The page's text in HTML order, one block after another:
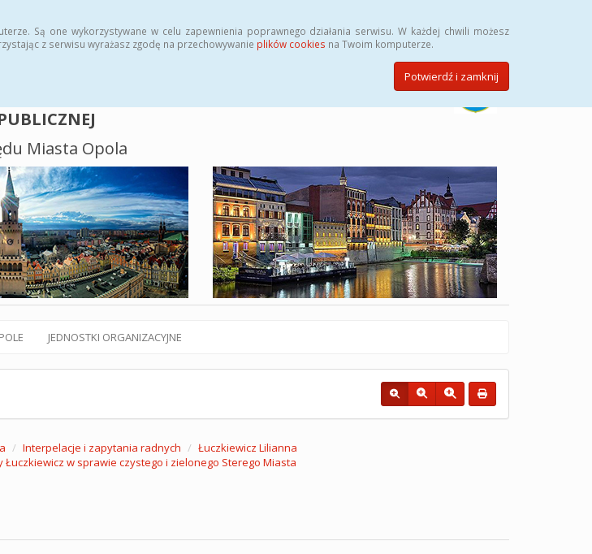
Są one wykorzystywane w celu zapewnienia poprawnego działania serwisu. W każdej chwili możesz
z serwisu wyrażasz zgodę na przechowywanie plików cookies na Twoim komputerze.
Potwierdź i zamknij
Miasta Opola
JEDNOSTKI ORGANIZACYJNE
Interpelacje i zapytania radnych
Łuczkiewicz Lilianna
Łuczkiewicz w sprawie czystego i zielonego Sterego Miasta